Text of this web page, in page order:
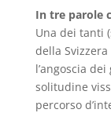
In tre parole
Una dei tanti
della
l’angoscia
solitudine
percorso